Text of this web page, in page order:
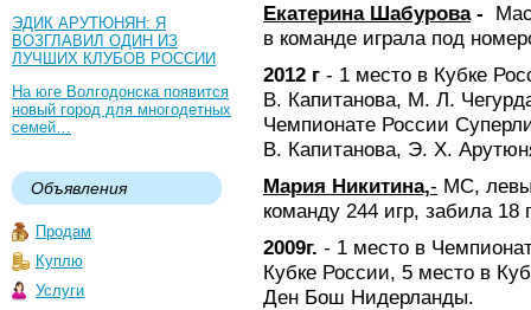
ЭДИК АРУТЮНЯН: Я
ВОЗГЛАВИЛ ОДИН ИЗ
ЛУЧШИХ КЛУБОВ РОССИИ
На юге Волгодонска появится
новый город для многодетных
семей…
Объявления
Продам
Куплю
Услуги
Екатерина Шабурова-
в команде играла под
2012 г - 1 место в Кубке
В. Капитанова, М. Л.
Чемпионате России
В. Капитанова, Э. Х.
Мария Никитина,- МС,
команду 244 игр, забила 18
2009г. - 1 место в
Кубке России, 5 место в
Ден Бош Нидерланды.